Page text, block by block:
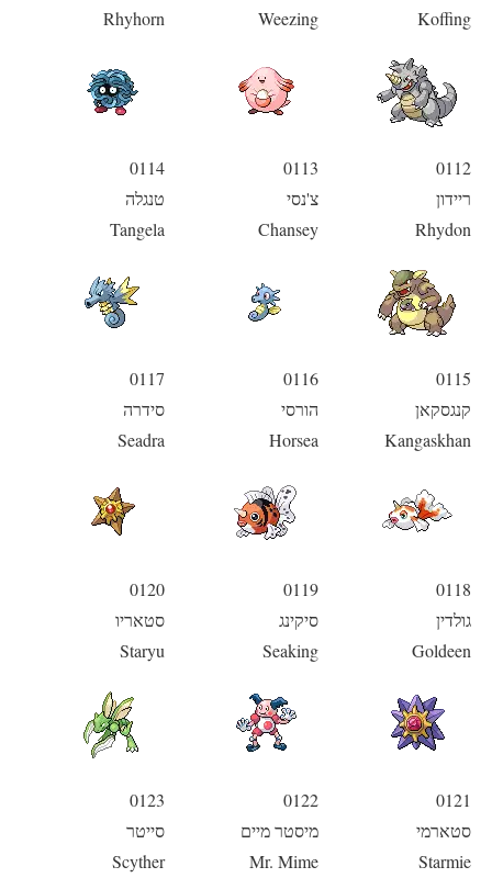
Koffing
Weezing
Rhyhorn
0112
ריידון
Rhydon
0113
צ'נסי
Chansey
0114
טנגלה
Tangela
0115
קנגסקאן
Kangaskhan
0116
הורסי
Horsea
0117
סידרה
Seadra
0118
גולדין
Goldeen
0119
סיקינג
Seaking
0120
סטאריו
Staryu
0121
סטארמי
Starmie
0122
מיסטר מיים
Mr. Mime
0123
סייטר
Scyther